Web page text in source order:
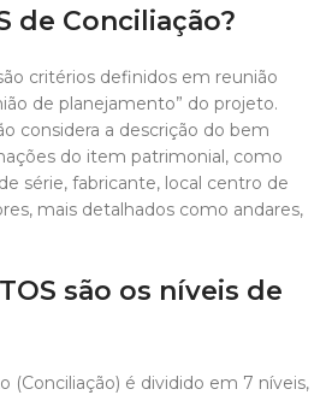
de Conciliação?
critérios definidos em reunião
de planejamento” do projeto.
considera a descrição do bem
do item patrimonial, como
série, fabricante, local centro de
mais detalhados como andares,
são os níveis de
(Conciliação) é dividido em 7 níveis,